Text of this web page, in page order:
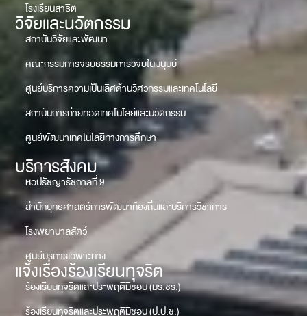
โรงเรียนสาธิต
วิจัยและนวัตกรรม
สถาบันวิจัยและพัฒนา
คณะกรรมการจริยธรรมการวิจัยในมนุษย์
ศูนย์บริการความเป็นเลิศด้านวิศวกรรมและเทคโนโลยี
สถาบันการถ่ายทอดเทคโนโลยีและนวัตกรรม
ศูนย์พัฒนาเทคโนโลยีทางการศึกษา
บริการสังคม
หอปรัชญารัชกาลที่ 9
สำนักยุทธศาสตร์การพัฒนาท้องถิ่นและบริการวิชาการ
โรงพยาบาลสัตว์
ศูนย์บริการเฉพาะทาง
แจ้งเรื่องร้องเรียนทุจริต
ร้องเรียนทุจริตและประพฤติมิชอบ (มร.ชร.)
ร้องเรียนทุจริตและประพฤติมิชอบ (ป.ป.ช.)